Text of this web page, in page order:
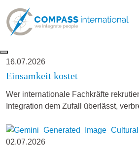
16.07.2026
Einsamkeit kostet
Wer internationale Fachkräfte
Integration dem Zufall überlässt,
02.07.2026